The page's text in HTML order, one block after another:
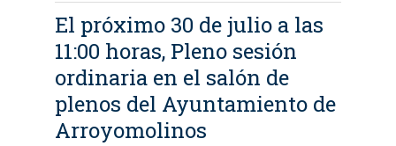
El próximo 30 de julio a las
11:00 horas, Pleno sesión
ordinaria en el salón de
plenos del Ayuntamiento de
Arroyomolinos